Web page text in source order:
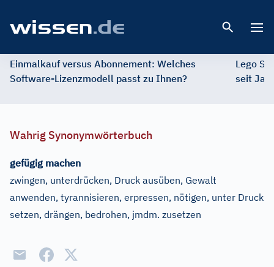
Einmalkauf versus Abonnement: Welches
Software-Lizenzmodell passt zu Ihnen?
Lego
seit
Wahrig Synonymwörterbuch
gefügig machen
zwingen, unterdrücken, Druck ausüben, Gewalt
anwenden, tyrannisieren, erpressen, nötigen, unter Druck
setzen, drängen, bedrohen, jmdm. zusetzen